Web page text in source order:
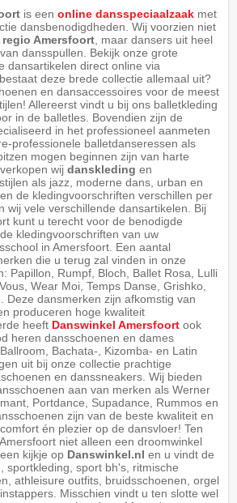
is een online dansspeciaalzaakmet
dansbenodigdheden. Wij voorzien niet
regio Amersfoort, maar dansers uit heel
dansspullen. Bekijk onze grote
dansartikelen direct online via
deze brede collectie allemaal uit?
en dansaccessoires voor de meest
Allereerst vindt u bij ons balletkleding
in de balletles. Bovendien zijn de
in het professioneel aanmeten
professionele balletdanseressen als
mogen beginnen zijn van harte
wij danskleding en
als jazz, moderne dans, urban en
de kledingvoorschriften verschillen per
wij vele verschillende dansartikelen. Bij
kunt u terecht voor de benodigde
kledingvoorschriften van uw
in Amersfoort. Een aantal
die u terug zal vinden in onze
Papillon, Rumpf, Bloch, Ballet Rosa, Lulli
Wear Moi, Temps Danse, Grishko,
Deze dansmerken zijn afkomstig van
produceren hoge kwaliteit
heeft Danswinkel Amersfoort ook
heren dansschoenen en dames
Bachata-, Kizomba- en Latin
uit bij onze collectie prachtige
en danssneakers. Wij bieden
aan van merken als Werner
Portdance, Supadance, Rummos en
zijn van de beste kwaliteit en
én plezier op de dansvloer! Ten
niet alleen een droomwinkel
kijkje op Danswinkel.nl en u vindt de
sportkleding, sport bh's, ritmische
athleisure outfits, bruidsschoenen, orgel
Misschien vindt u ten slotte wel